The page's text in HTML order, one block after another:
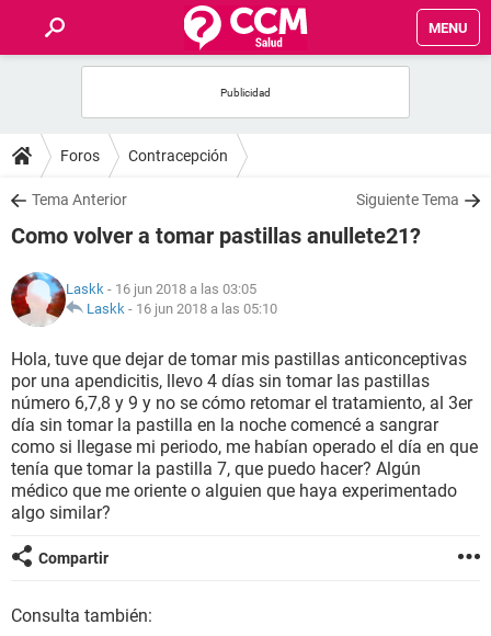
MENU
FOROS
SALUD
NUTRICIÓN
BIENESTAR
SEXUALIDAD
GLOSARIO
Foros Contracepción
Tema Anterior Siguiente Tema
Como volver a tomar pastillas anullete21?
Laskk - 16 jun 2018 a las 03:05
Laskk - 16 jun 2018 a las 05:10
Hola, tuve que dejar de tomar mis pastillas anticonceptivas
por una apendicitis, llevo 4 días sin tomar las pastillas
número 6,7,8 y 9 y no se cómo retomar el tratamiento, al 3er
día sin tomar la pastilla en la noche comencé a sangrar
como si llegase mi periodo, me habían operado el día en que
tenía que tomar la pastilla 7, que puedo hacer? Algún
médico que me oriente o alguien que haya experimentado
algo similar?
Compartir
Consulta también: